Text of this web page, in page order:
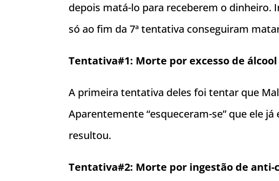
depois matá-lo para receberem o dinheiro.
só ao fim da 7ª tentativa conseguiram
Tentativa#1: Morte por excesso de álcool
A primeira tentativa deles foi tentar que
Aparentemente “esqueceram-se” que ele
resultou.
Tentativa#2: Morte por ingestão de anti-